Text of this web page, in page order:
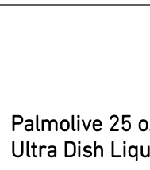
Palmolive 25
Ultra Dish